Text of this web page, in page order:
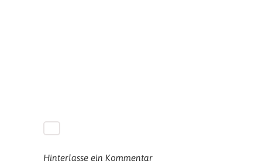
Hinterlasse ein Kommentar